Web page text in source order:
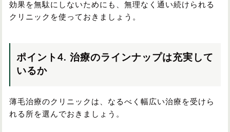
効果を無駄にしないためにも、無理なく通い続けられる
クリニックを使っておきましょう。
ポイント4. 治療のラインナップは充実して
いるか
薄毛治療のクリニックは、なるべく幅広い治療を受けら
れる所を選んでおきましょう。